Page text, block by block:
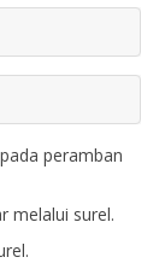
peramban
melalui surel.